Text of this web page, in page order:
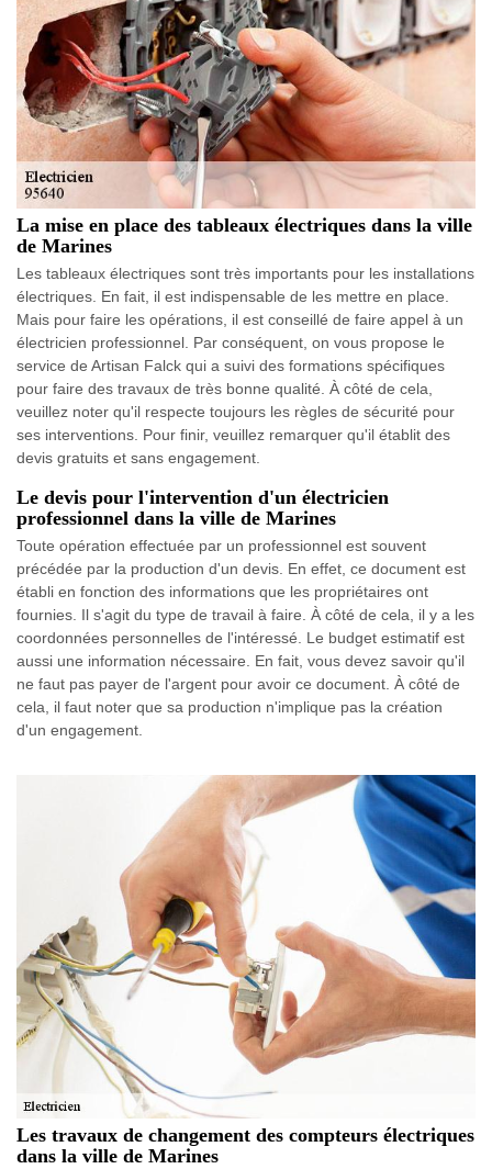
La mise en place des tableaux électriques dans la ville
de Marines
Les tableaux électriques sont très importants pour les installations
électriques. En fait, il est indispensable de les mettre en place.
Mais pour faire les opérations, il est conseillé de faire appel à un
électricien professionnel. Par conséquent, on vous propose le
service de Artisan Falck qui a suivi des formations spécifiques
pour faire des travaux de très bonne qualité. À côté de cela,
veuillez noter qu'il respecte toujours les règles de sécurité pour
ses interventions. Pour finir, veuillez remarquer qu'il établit des
devis gratuits et sans engagement.
Le devis pour l'intervention d'un électricien
professionnel dans la ville de Marines
Toute opération effectuée par un professionnel est souvent
précédée par la production d'un devis. En effet, ce document est
établi en fonction des informations que les propriétaires ont
fournies. Il s'agit du type de travail à faire. À côté de cela, il y a les
coordonnées personnelles de l'intéressé. Le budget estimatif est
aussi une information nécessaire. En fait, vous devez savoir qu'il
ne faut pas payer de l'argent pour avoir ce document. À côté de
cela, il faut noter que sa production n'implique pas la création
d'un engagement.
Les travaux de changement des compteurs électriques
dans la ville de Marines